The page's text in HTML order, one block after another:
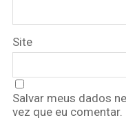
Site
Salvar meus dados
vez que eu comentar.